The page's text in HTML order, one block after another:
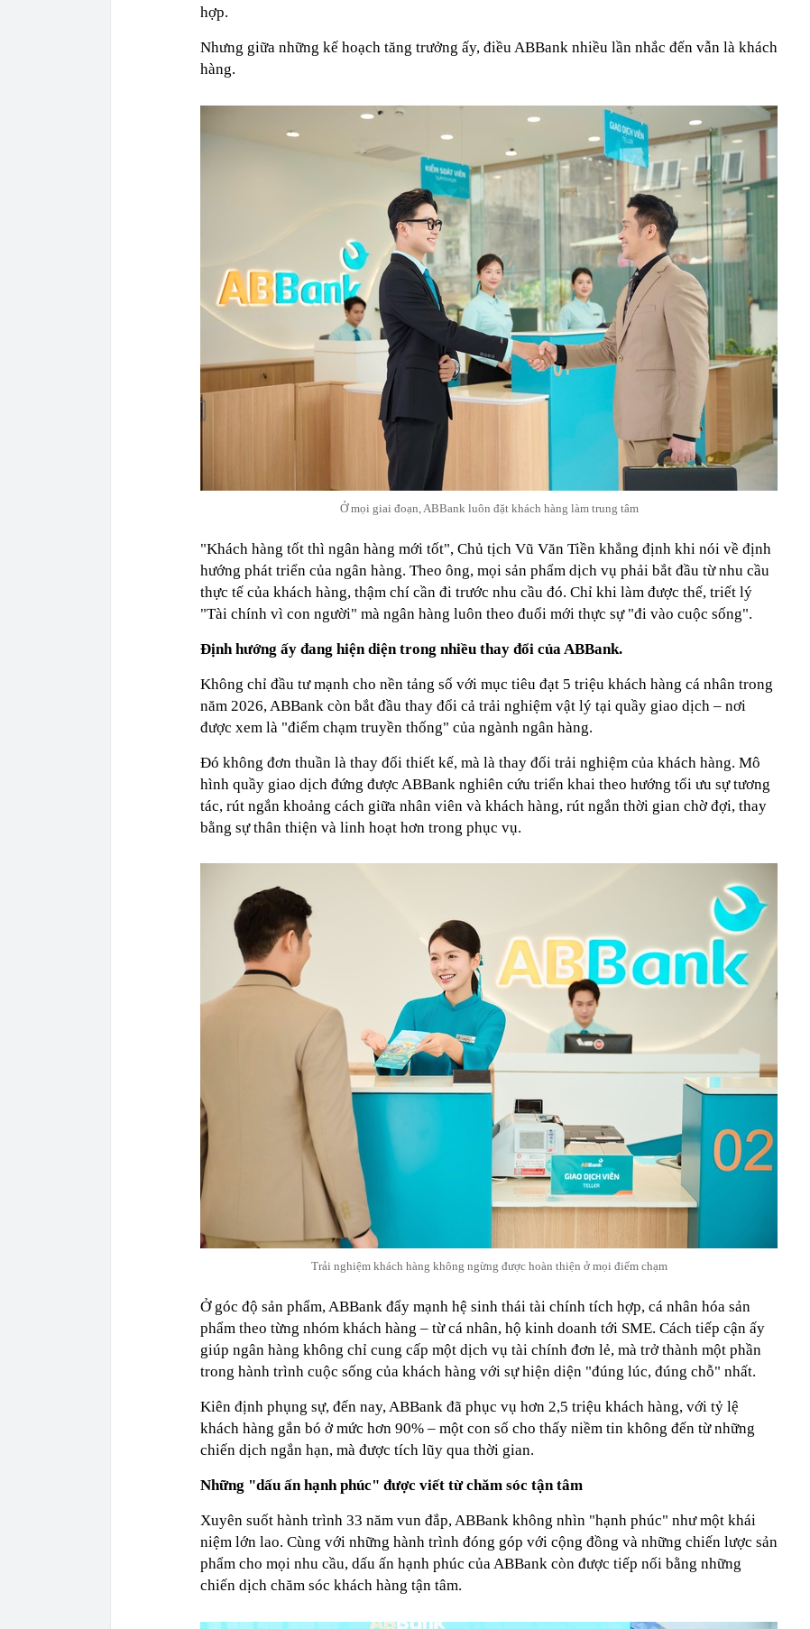
hợp.
Nhưng giữa những kế hoạch tăng trưởng ấy, điều ABBank nhiều lần nhắc đến vẫn là khách
hàng.
Ở mọi giai đoạn, ABBank luôn đặt khách hàng làm trung tâm
"Khách hàng tốt thì ngân hàng mới tốt", Chủ tịch Vũ Văn Tiền khẳng định khi nói về định
hướng phát triển của ngân hàng. Theo ông, mọi sản phẩm dịch vụ phải bắt đầu từ nhu cầu
thực tế của khách hàng, thậm chí cần đi trước nhu cầu đó. Chỉ khi làm được thế, triết lý
"Tài chính vì con người" mà ngân hàng luôn theo đuổi mới thực sự "đi vào cuộc sống".
Định hướng ấy đang hiện diện trong nhiều thay đổi của ABBank.
Không chỉ đầu tư mạnh cho nền tảng số với mục tiêu đạt 5 triệu khách hàng cá nhân trong
năm 2026, ABBank còn bắt đầu thay đổi cả trải nghiệm vật lý tại quầy giao dịch – nơi
được xem là "điểm chạm truyền thống" của ngành ngân hàng.
Đó không đơn thuần là thay đổi thiết kế, mà là thay đổi trải nghiệm của khách hàng. Mô
hình quầy giao dịch đứng được ABBank nghiên cứu triển khai theo hướng tối ưu sự tương
tác, rút ngắn khoảng cách giữa nhân viên và khách hàng, rút ngắn thời gian chờ đợi, thay
bằng sự thân thiện và linh hoạt hơn trong phục vụ.
Trải nghiệm khách hàng không ngừng được hoàn thiện ở mọi điểm chạm
Ở góc độ sản phẩm, ABBank đẩy mạnh hệ sinh thái tài chính tích hợp, cá nhân hóa sản
phẩm theo từng nhóm khách hàng – từ cá nhân, hộ kinh doanh tới SME. Cách tiếp cận ấy
giúp ngân hàng không chỉ cung cấp một dịch vụ tài chính đơn lẻ, mà trở thành một phần
trong hành trình cuộc sống của khách hàng với sự hiện diện "đúng lúc, đúng chỗ" nhất.
Kiên định phụng sự, đến nay, ABBank đã phục vụ hơn 2,5 triệu khách hàng, với tỷ lệ
khách hàng gắn bó ở mức hơn 90% – một con số cho thấy niềm tin không đến từ những
chiến dịch ngắn hạn, mà được tích lũy qua thời gian.
Những "dấu ấn hạnh phúc" được viết từ chăm sóc tận tâm
Xuyên suốt hành trình 33 năm vun đắp, ABBank không nhìn "hạnh phúc" như một khái
niệm lớn lao. Cùng với những hành trình đóng góp với cộng đồng và những chiến lược sản
phẩm cho mọi nhu cầu, dấu ấn hạnh phúc của ABBank còn được tiếp nối bằng những
chiến dịch chăm sóc khách hàng tận tâm.